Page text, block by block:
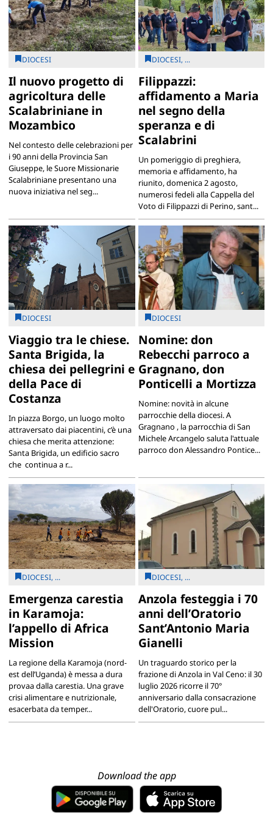
DIOCESI
Il nuovo progetto di
agricoltura delle
Scalabriniane in
Mozambico
Nel contesto delle celebrazioni per
i 90 anni della Provincia San
Giuseppe, le Suore Missionarie
Scalabriniane presentano una
nuova iniziativa nel seg...
DIOCESI, ...
Filippazzi:
affidamento a Maria
nel segno della
speranza e di
Scalabrini
Un pomeriggio di preghiera,
memoria e affidamento, ha
riunito, domenica 2 agosto,
numerosi fedeli alla Cappella del
Voto di Filippazzi di Perino, sant...
DIOCESI
Viaggio tra le chiese.
Santa Brigida, la
chiesa dei pellegrini e
della Pace di
Costanza
In piazza Borgo, un luogo molto
attraversato dai piacentini, c’è una
chiesa che merita attenzione:
Santa Brigida, un edificio sacro
che continua a r...
DIOCESI
Nomine: don
Rebecchi parroco a
Gragnano, don
Ponticelli a Mortizza
Nomine: novità in alcune
parrocchie della diocesi. A
Gragnano , la parrocchia di San
Michele Arcangelo saluta l'attuale
parroco don Alessandro Pontice...
DIOCESI, ...
Emergenza carestia
in Karamoja:
l’appello di Africa
Mission
La regione della Karamoja (nord-
est dell’Uganda) è messa a dura
provaa dalla carestia. Una grave
crisi alimentare e nutrizionale,
esacerbata da temper...
DIOCESI, ...
Anzola festeggia i 70
anni dell’Oratorio
Sant’Antonio Maria
Gianelli
Un traguardo storico per la
frazione di Anzola in Val Ceno: il 30
luglio 2026 ricorre il 70°
anniversario dalla consacrazione
dell'Oratorio, cuore pul...
Download the app